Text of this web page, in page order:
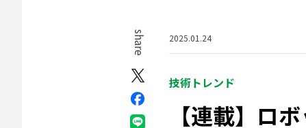
2025.01.24
技術トレンド
【連載】ロ
share